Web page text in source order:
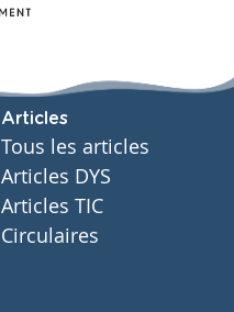
Articles
Tous les articles
Articles DYS
Articles TIC
Circulaires